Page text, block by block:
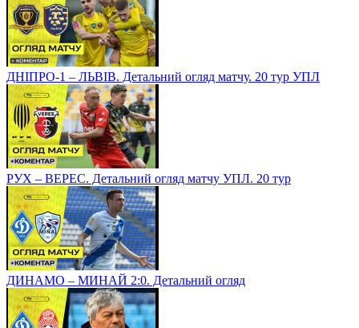
ДНІПРО-1 – ЛЬВІВ. Детальний огляд матчу. 20 тур УПЛ
РУХ – ВЕРЕС. Детальний огляд матчу УПЛ. 20 тур
ДИНАМО – МИНАЙ 2:0. Детальний огляд